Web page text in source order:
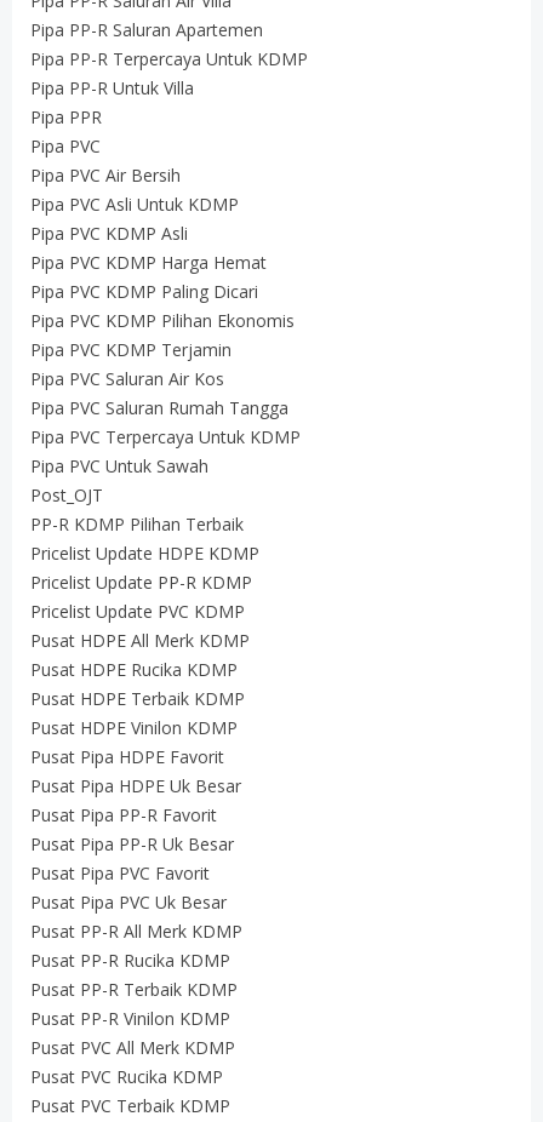
Pipa PP-R Saluran Apartemen
Pipa PP-R Terpercaya Untuk KDMP
Pipa PP-R Untuk Villa
Pipa PPR
Pipa PVC
Pipa PVC Air Bersih
Pipa PVC Asli Untuk KDMP
Pipa PVC KDMP Asli
Pipa PVC KDMP Harga Hemat
Pipa PVC KDMP Paling Dicari
Pipa PVC KDMP Pilihan Ekonomis
Pipa PVC KDMP Terjamin
Pipa PVC Saluran Air Kos
Pipa PVC Saluran Rumah Tangga
Pipa PVC Terpercaya Untuk KDMP
Pipa PVC Untuk Sawah
Post_OJT
PP-R KDMP Pilihan Terbaik
Pricelist Update HDPE KDMP
Pricelist Update PP-R KDMP
Pricelist Update PVC KDMP
Pusat HDPE All Merk KDMP
Pusat HDPE Rucika KDMP
Pusat HDPE Terbaik KDMP
Pusat HDPE Vinilon KDMP
Pusat Pipa HDPE Favorit
Pusat Pipa HDPE Uk Besar
Pusat Pipa PP-R Favorit
Pusat Pipa PP-R Uk Besar
Pusat Pipa PVC Favorit
Pusat Pipa PVC Uk Besar
Pusat PP-R All Merk KDMP
Pusat PP-R Rucika KDMP
Pusat PP-R Terbaik KDMP
Pusat PP-R Vinilon KDMP
Pusat PVC All Merk KDMP
Pusat PVC Rucika KDMP
Pusat PVC Terbaik KDMP